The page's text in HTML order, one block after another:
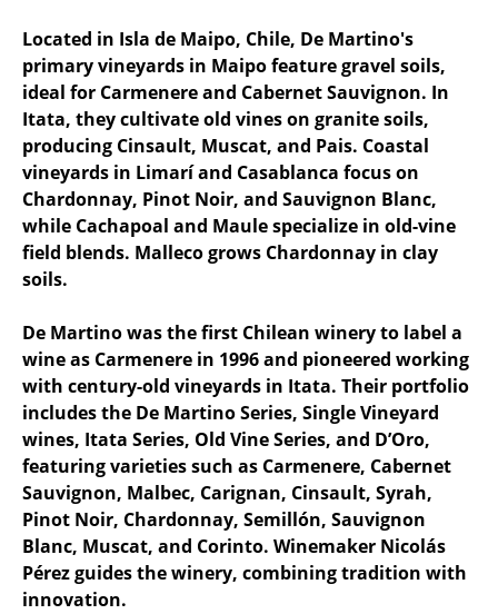
Located in Isla de Maipo, Chile, De Martino's
primary vineyards in Maipo feature gravel soils,
ideal for Carmenere and Cabernet Sauvignon. In
Itata, they cultivate old vines on granite soils,
producing Cinsault, Muscat, and Pais. Coastal
vineyards in Limarí and Casablanca focus on
Chardonnay, Pinot Noir, and Sauvignon Blanc,
while Cachapoal and Maule specialize in old-vine
field blends. Malleco grows Chardonnay in clay
soils.
De Martino was the first Chilean winery to label a
wine as Carmenere in 1996 and pioneered working
with century-old vineyards in Itata. Their portfolio
includes the De Martino Series, Single Vineyard
wines, Itata Series, Old Vine Series, and D’Oro,
featuring varieties such as Carmenere, Cabernet
Sauvignon, Malbec, Carignan, Cinsault, Syrah,
Pinot Noir, Chardonnay, Semillón, Sauvignon
Blanc, Muscat, and Corinto. Winemaker Nicolás
Pérez guides the winery, combining tradition with
innovation.